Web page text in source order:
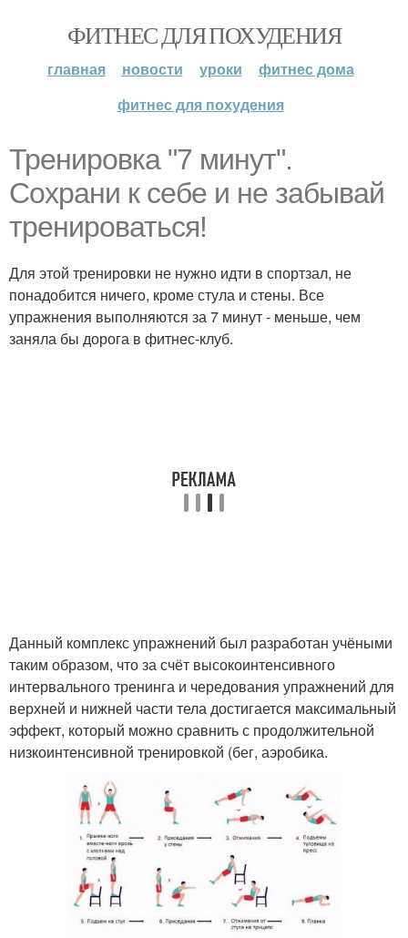
ФИТНЕС ДЛЯ ПОХУДЕНИЯ
главная новости уроки
фитнес дома
фитнес для похудения
Тренировка "7 минут".
Сохрани к себе и не забывай
тренироваться!
Для этой тренировки не нужно идти в спортзал, не
понадобится ничего, кроме стула и стены. Все
упражнения выполняются за 7 минут - меньше, чем
заняла бы дорога в фитнес-клуб.
Данный комплекс упражнений был разработан учёными
таким образом, что за счёт высокоинтенсивного
интервального тренинга и чередования упражнений для
верхней и нижней части тела достигается максимальный
эффект, который можно сравнить с продолжительной
низкоинтенсивной тренировкой (бег, аэробика.